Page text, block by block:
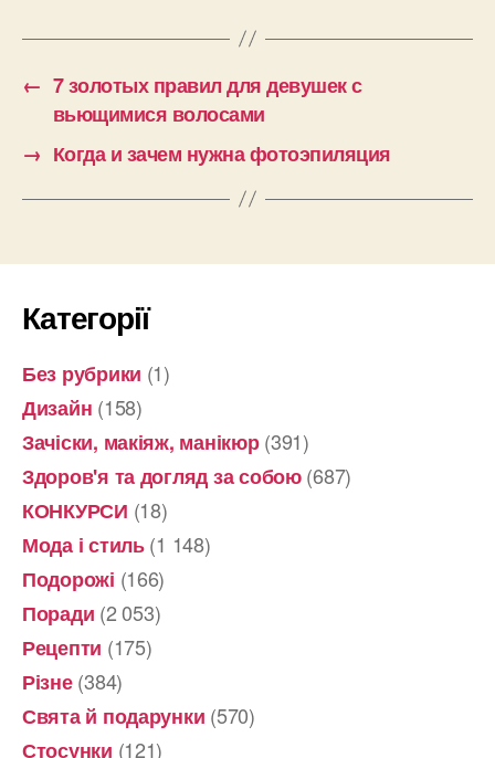
← 7 золотых правил для девушек с
вьющимися волосами
→ Когда и зачем нужна фотоэпиляция
Категорії
Без рубрики (1)
Дизайн (158)
Зачіски, макіяж, манікюр(391)
Здоров'я та догляд за собою(687)
КОНКУРСИ (18)
Мода і стиль(1 148)
Подорожі (166)
Поради (2 053)
Рецепти (175)
Різне(384)
Свята й подарунки (570)
Стосунки (121)